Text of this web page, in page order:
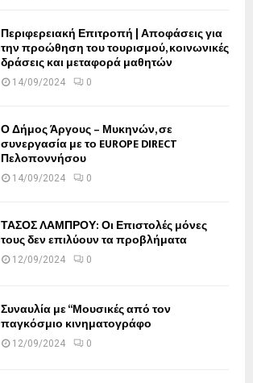
Περιφερειακή Επιτροπή | Αποφάσεις για
την προώθηση του τουρισμού, κοινωνικές
δράσεις και μεταφορά μαθητών
14/09/2024 0
Ο Δήμος Άργους – Μυκηνών, σε
συνεργασία με το EUROPE DIRECT
Πελοποννήσου
14/09/2024 0
ΤΑΣΟΣ ΛΑΜΠΡΟΥ: Οι Επιστολές μόνες
τους δεν επιλύουν τα προβλήματα
12/09/2024 0
Συναυλία με “Μουσικές από τον
παγκόσμιο κινηματογράφο
12/09/2024 0